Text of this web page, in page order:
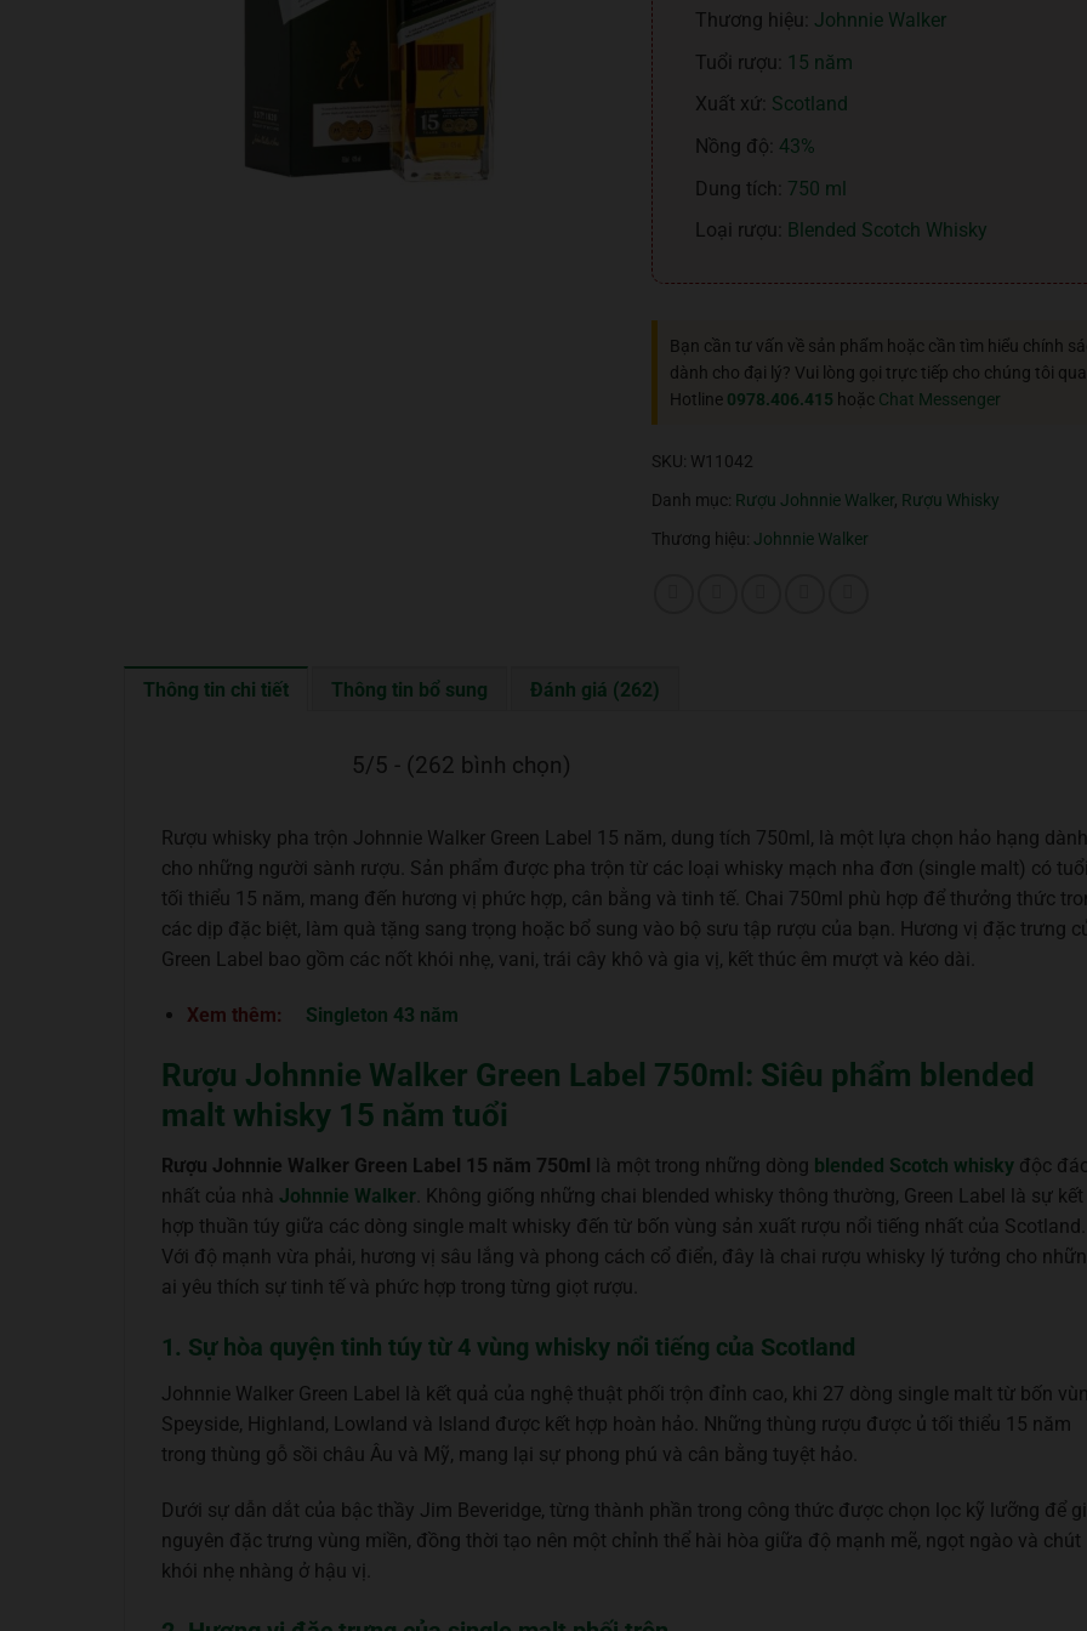
Thương hiệu: Johnnie Walker
Tuổi rượu: 15 năm
Xuất xứ: Scotland
Nồng độ: 43%
Dung tích: 750 ml
Loại rượu:
Blended Scotch Whisky
Bạn cần tư vấn về sản phẩm hoặc cần tìm hiểu chính
dành cho đại lý? Vui lòng gọi trực tiếp cho chúng tôi qua
Hotline 0978.406.415 hoặc Chat Messenger
SKU: W11042
Danh mục: Rượu Johnnie Walker, Rượu Whisky
Thương hiệu: Johnnie Walker
Thông tin chi tiết Thông tin bổ sung Đánh giá (262)
5/5 - (262 bình chọn)
Rượu whisky pha trộn Johnnie Walker Green Label 15 năm, dung tích 750ml, là một lựa chọn hảo hạng dành
cho những người sành rượu. Sản phẩm được pha trộn từ các loại whisky mạch nha đơn (single malt) có
tối thiểu 15 năm, mang đến hương vị phức hợp, cân bằng và tinh tế. Chai 750ml phù hợp để thưởng thức
các dịp đặc biệt, làm quà tặng sang trọng hoặc bổ sung vào bộ sưu tập rượu của bạn. Hương vị đặc trưng
Green Label bao gồm các nốt khói nhẹ, vani, trái cây khô và gia vị, kết thúc êm mượt và kéo dài.
Xem thêm: Singleton 43 năm
Rượu Johnnie Walker Green Label 750ml: Siêu phẩm blended
malt whisky 15 năm tuổi
Rượu Johnnie Walker Green Label 15 năm 750ml là một trong những dòng blended Scotch whisky độc
nhất của nhà Johnnie Walker . Không giống những chai blended whisky thông thường, Green Label là sự kết
hợp thuần túy giữa các dòng single malt whisky đến từ bốn vùng sản xuất rượu nổi tiếng nhất của Scotland.
Với độ mạnh vừa phải, hương vị sâu lắng và phong cách cổ điển, đây là chai rượu whisky lý tưởng cho
ai yêu thích sự tinh tế và phức hợp trong từng giọt rượu.
1. Sự hòa quyện tinh túy từ 4 vùng whisky nổi tiếng của Scotland
Johnnie Walker Green Label là kết quả của nghệ thuật phối trộn đỉnh cao, khi 27 dòng single malt từ bốn
Speyside, Highland, Lowland và Island được kết hợp hoàn hảo. Những thùng rượu được ủ tối thiểu 15 năm
trong thùng gỗ sồi châu Âu và Mỹ, mang lại sự phong phú và cân bằng tuyệt hảo.
Dưới sự dẫn dắt của bậc thầy Jim Beveridge, từng thành phần trong công thức được chọn lọc kỹ lưỡng để
nguyên đặc trưng vùng miền, đồng thời tạo nên một chỉnh thể hài hòa giữa độ mạnh mẽ, ngọt ngào và chút
khói nhẹ nhàng ở hậu vị.